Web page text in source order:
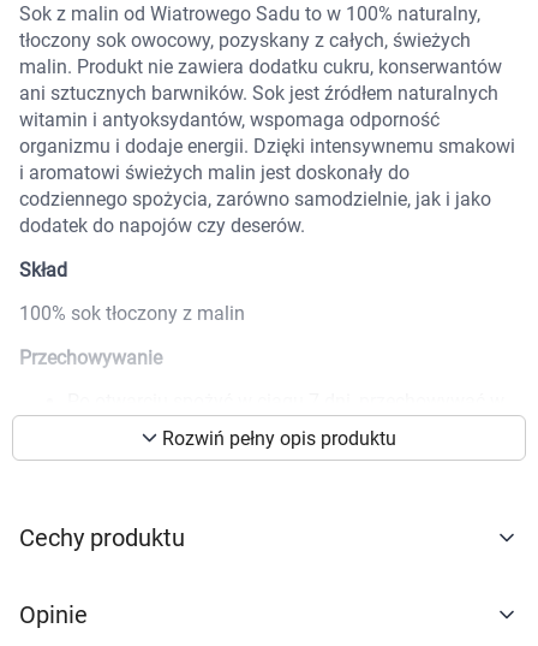
preferencji. Więcej informacji znajdziesz w
naszejpolityce prywatności. Możesz określić
cookies poprzez kliknięcie przycisku
"Ustawienia" lub możesz zaakceptować
AKCEPTUJĘ WSZYSTKIE
Sok z malin od Wiatrowego Sadu to w 100% naturalny,
tłoczony sok owocowy, pozyskany z całych, świeżych
malin. Produkt nie zawiera dodatku cukru, konserwantów
ani sztucznych barwników. Sok jest źródłem naturalnych
witamin i antyoksydantów, wspomaga odporność
organizmu i dodaje energii. Dzięki intensywnemu smakowi
i aromatowi świeżych malin jest doskonały do
codziennego spożycia, zarówno samodzielnie, jak i jako
dodatek do napojów czy deserów.
Skład
100% sok tłoczony z malin
Przechowywanie
Przechowywać w suchym i chłodnym miejscu przed
Opakowanie
Rozwiń pełny opis produktu
Cechy produktu
Opinie